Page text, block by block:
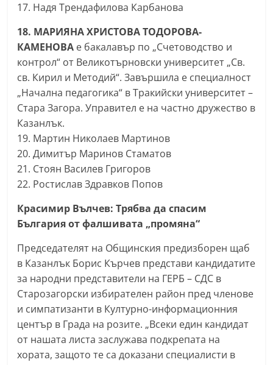
17. Надя Трендафилова Карбанова
18. МАРИЯНА ХРИСТОВА ТОДОРОВА-
КАМЕНОВА е бакалавър по „Счетоводство и
контрол“ от Великотърновски университет „Св.
св. Кирил и Методий“. Завършила е специалност
„Начална педагогика“ в Тракийски университет –
Стара Загора. Управител е на частно дружество в
Казанлък.
19. Мартин Николаев Мартинов
20. Димитър Маринов Стаматов
21. Стоян Василев Григоров
22. Ростислав Здравков Попов
Красимир Вълчев: Трябва да спасим
България от фалшивата „промяна“
Председателят на Общинския предизборен щаб
в Казанлък Борис Кърчев представи кандидатите
за народни представители на ГЕРБ – СДС в
Старозагорски избирателен район пред членове
и симпатизанти в Културно-информационния
център в Града на розите. „Всеки един кандидат
от нашата листа заслужава подкрепата на
хората, защото те са доказани специалисти в